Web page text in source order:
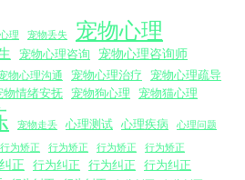
理 宠物丢失 宠物心理
宠物心理咨询 宠物心理咨询师
物心理沟通 宠物心理治疗
宠物心理疏导
物情绪安抚 宠物狗心理 宠物猫心理
宠物走丢 心理测试 心理疾病 心理问题
行为矫正 行为矫正 行为矫正 行为矫正
正 行为纠正 行为纠正
行为纠正